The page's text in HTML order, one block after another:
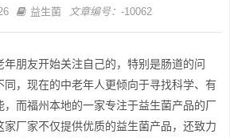
益生菌 文章编号： -10062
朋友开始关注自己的，特别是肠道的问
，现在的中老年人更倾向于寻找科学、有
而福州本地的一家专注于益生菌产品的厂
家厂家不仅提供优质的益生菌产品，还致力